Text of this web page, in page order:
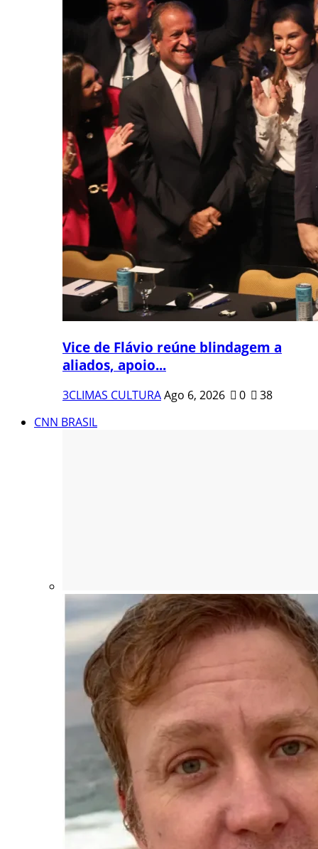
Vice de Flávio reúne blindagem a
aliados, apoio...
3CLIMAS CULTURAAgo 6, 2026 0
38
CNN BRASIL